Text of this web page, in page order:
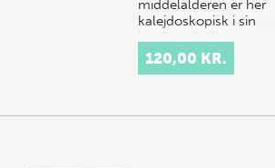
middelalderen er her
kalejdoskopisk i sin
karakter, hvilket er en
gestus i retning af
Ecos ironiske
konstru…
120,00 KR.